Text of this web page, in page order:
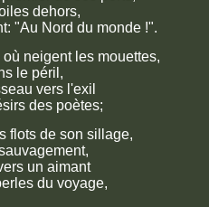
dehors,
"Au Nord du monde !".
neigent les mouettes,
le péril,
vers l'exil
des poètes;
flots de son sillage,
un aimant
du voyage,